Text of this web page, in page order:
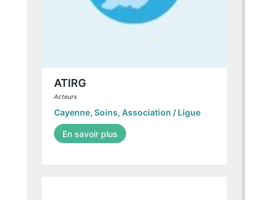
ATIRG
Acteurs
Cayenne, Soins, Association / Ligue
En savoir plus